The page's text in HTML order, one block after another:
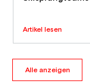
Artikel lesen
Alle anzeigen